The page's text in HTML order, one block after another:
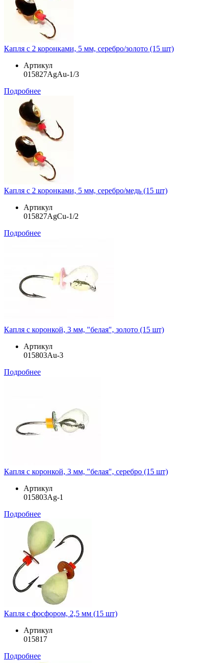
Капля с 2 коронками, 5 мм, серебро/золото (15 шт)
Артикул
015827AgAu-1/3
Подробнее
Капля с 2 коронками, 5 мм, серебро/медь (15 шт)
Артикул
015827AgCu-1/2
Подробнее
Капля с коронкой, 3 мм, "белая", золото (15 шт)
Артикул
015803Au-3
Подробнее
Капля с коронкой, 3 мм, "белая", серебро (15 шт)
Артикул
015803Ag-1
Подробнее
Капля с фосфором, 2,5 мм (15 шт)
Артикул
015817
Подробнее